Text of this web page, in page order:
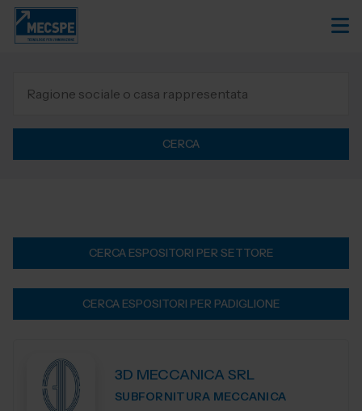
CERCA
CERCA ESPOSITORI PER SETTORE
CERCA ESPOSITORI PER PADIGLIONE
3D MECCANICA SRL
SUBFORNITURA MECCANICA